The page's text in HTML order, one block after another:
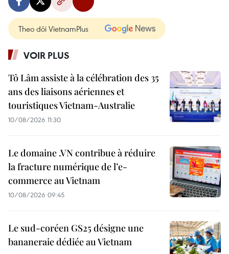
Theo dõi VietnamPlus
VOIR PLUS
Tô Lâm assiste à la célébration des 35
ans des liaisons aériennes et
touristiques Vietnam-Australie
10/08/2026 11:30
Le domaine .VN contribue à réduire
la fracture numérique de l’e-
commerce au Vietnam
10/08/2026 09:45
Le sud-coréen GS25 désigne une
bananeraie dédiée au Vietnam